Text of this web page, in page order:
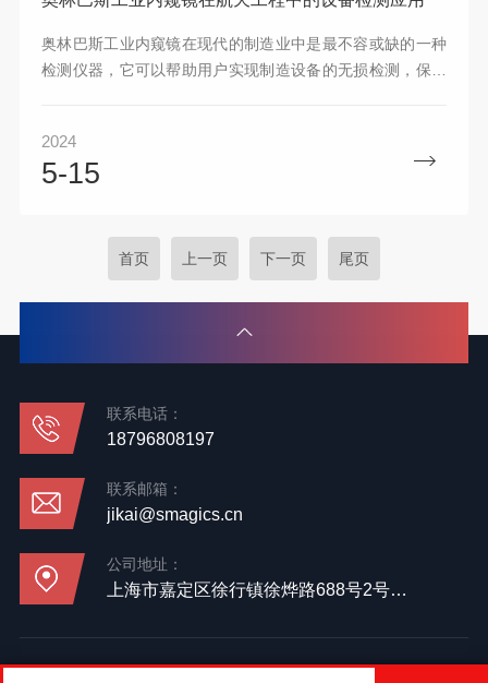
奥林巴斯工业内窥镜在现代的制造业中是最不容或缺的一种
检测仪器，它可以帮助用户实现制造设备的无损检测，保证
2024
5-15
首页 上一页 下一页 尾页
联系电话：
18796808197
联系邮箱：
jikai@smagics.cn
公司地址：
上海市嘉定区徐行镇徐烨路688号2号楼4层